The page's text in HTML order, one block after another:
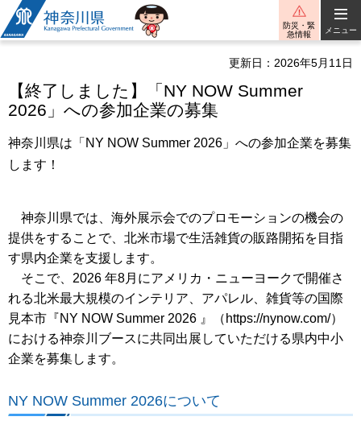
神奈川県
防災・緊
急情報
メニュー
更新日：2026年5月11日
【終了しました】「NY NOW Summer
2026」への参加企業の募集
神奈川県は「NY NOW Summer 2026」への参加企業を募集
します！
神奈川県では、海外展示会でのプロモーションの機会の
提供をすることで、北米市場で生活雑貨の販路開拓を目指
す県内企業を支援します。
そこで、2026 年8月にアメリカ・ニューヨークで開催さ
れる北米最大規模のインテリア、アパレル、雑貨等の国際
見本市『NY NOW Summer 2026 』（https://nynow.com/）
における神奈川ブースに共同出展していただける県内中小
企業を募集します。
NY NOW Summer 2026について